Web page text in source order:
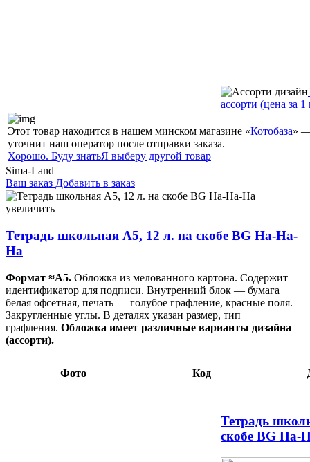
ассорти (цена за 1
Этот товар находится в нашем минском магазине «Котобаза» —
уточнит наш оператор после отправки заказа.
Хорошо. Буду знатьЯ выберу другой товар
Sima-Land
Ваш заказ Добавить в заказ
Тетрадь школьная А5, 12 л. на скобе BG Ha-Ha-Ha 165×205
мм, косая линия, ассорти 0,59 087685
увеличить
Тетрадь школьная А5, 12 л. на скобе BG Ha-Ha-
Ha
Формат ≈А5. Обложка из мелованного картона. Содержит
идентификатор для подписи. Внутренний блок — бумага
белая офсетная, печать — голубое графление, красные поля.
Закругленные углы. В деталях указан размер, тип
графления. Обложка имеет различные варианты дизайна
(ассорти).
Фото Код
Тетрадь
скобе BG Ha-